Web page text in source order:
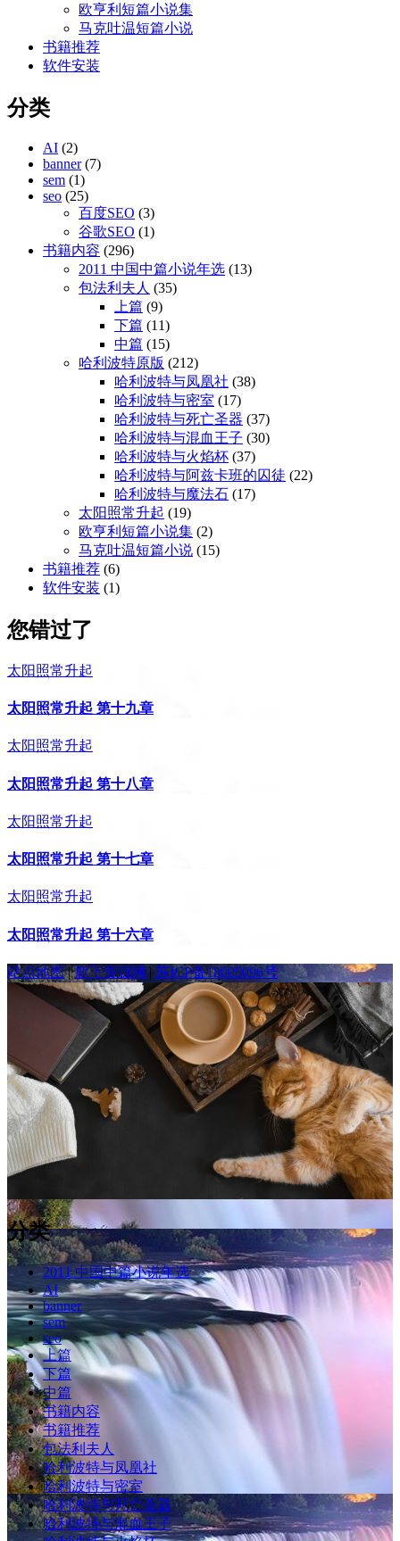
欧亨利短篇小说集
马克吐温短篇小说
书籍推荐
软件安装
分类
AI (2)
banner(7)
sem (1)
seo (25)
百度SEO (3)
谷歌SEO (1)
书籍内容 (296)
2011 中国中篇小说年选 (13)
包法利夫人 (35)
上篇 (9)
下篇 (11)
中篇 (15)
哈利波特原版 (212)
哈利波特与凤凰社 (38)
哈利波特与密室 (17)
哈利波特与死亡圣器 (37)
哈利波特与混血王子 (30)
哈利波特与火焰杯 (37)
哈利波特与阿兹卡班的囚徒 (22)
哈利波特与魔法石 (17)
太阳照常升起 (19)
欧亨利短篇小说集 (2)
马克吐温短篇小说 (15)
书籍推荐 (6)
软件安装 (1)
您错过了
太阳照常升起
太阳照常升起 第十九章
太阳照常升起
太阳照常升起 第十八章
太阳照常升起
太阳照常升起 第十七章
太阳照常升起
太阳照常升起 第十六章
站点地图|鹿飞资源网 | 苏ICP备18005096号
分类
2011 中国中篇小说年选
AI
banner
sem
seo
上篇
下篇
中篇
书籍内容
书籍推荐
包法利夫人
哈利波特与凤凰社
哈利波特与密室
哈利波特与死亡圣器
哈利波特与混血王子